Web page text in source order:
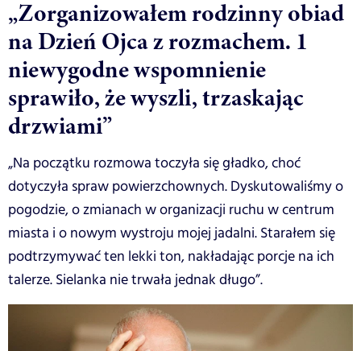
„Zorganizowałem rodzinny obiad
na Dzień Ojca z rozmachem. 1
niewygodne wspomnienie
sprawiło, że wyszli, trzaskając
drzwiami”
„Na początku rozmowa toczyła się gładko, choć
dotyczyła spraw powierzchownych. Dyskutowaliśmy o
pogodzie, o zmianach w organizacji ruchu w centrum
miasta i o nowym wystroju mojej jadalni. Starałem się
podtrzymywać ten lekki ton, nakładając porcje na ich
talerze. Sielanka nie trwała jednak długo”.